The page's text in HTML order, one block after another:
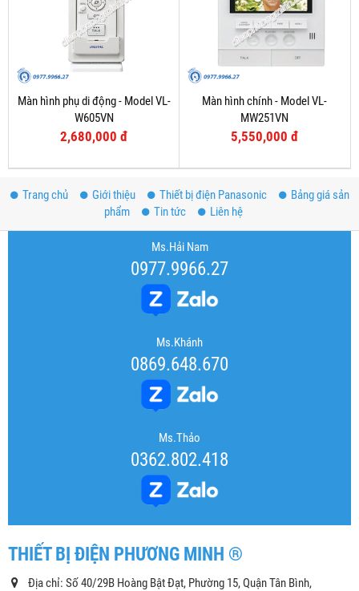
Màn hình phụ di động - Model VL-
W605VN
2,680,000 đ
Màn hình chính - Model VL-
MW251VN
5,550,000 đ
Trang chủ Giới thiệu Thiết bị điện Panasonic
Bảng giá sản
phẩm
Tin tức Liên hệ
Ms.Hải Nam
0977.9966.27
Ms.Khánh
0869.648.670
Ms.Thảo
0362.802.418
THIẾT BỊ ĐIỆN PHƯƠNG MINH ®
Địa chỉ: Số 40/29B Hoàng Bật Đạt, Phường 15, Quận Tân Bình,